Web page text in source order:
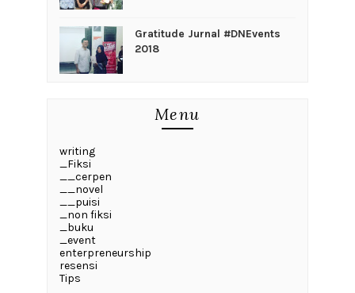
Gratitude Jurnal #DNEvents
2018
Menu
writing
_Fiksi
__cerpen
__novel
__puisi
_non fiksi
_buku
_event
enterpreneurship
resensi
Tips